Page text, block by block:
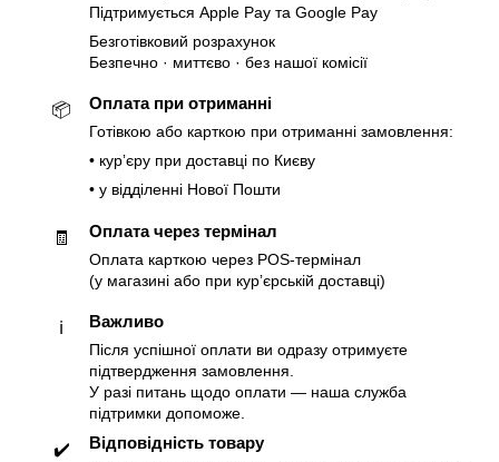
Підтримується Apple Pay та Google Pay
Безготівковий розрахунок
Безпечно · миттєво · без нашої комісії
📦 Оплата при отриманні
Готівкою або карткою при отриманні замовлення:
• курʼєру при доставці по Києву
• у відділенні Нової Пошти
🧾 Оплата через термінал
Оплата карткою через POS-термінал
(у магазині або при курʼєрській доставці)
ℹ️ Важливо
Після успішної оплати ви одразу отримуєте
підтвердження замовлення.
У разі питань щодо оплати — наша служба
підтримки допоможе.
✔️ Відповідність товару